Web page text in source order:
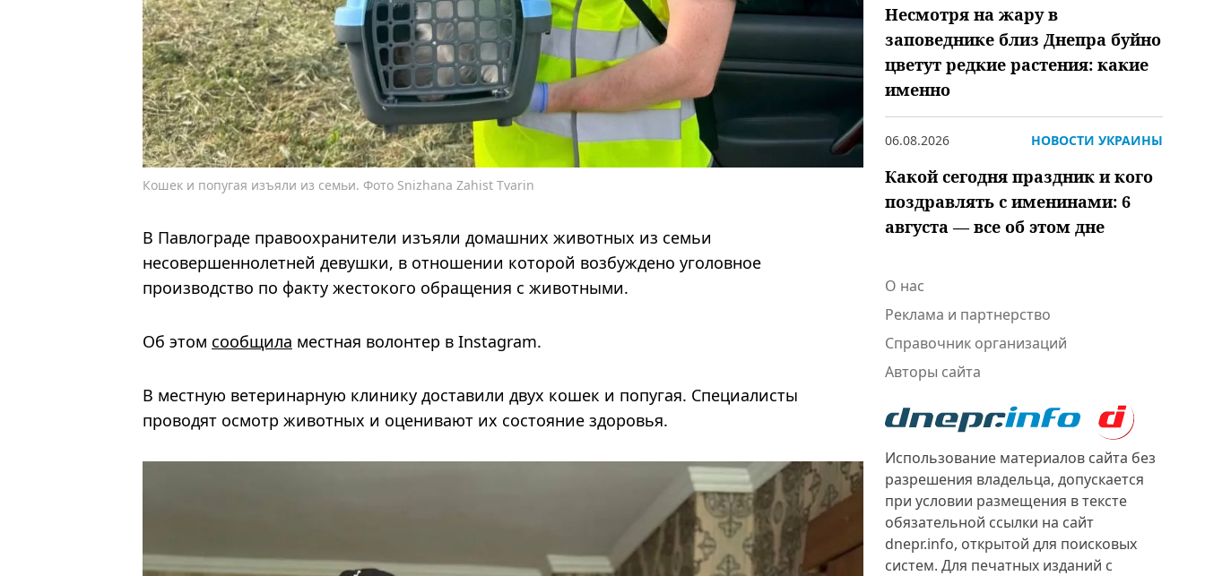
Кошек и попугая изъяли из семьи. Фото Snizhana Zahist Tvarin
В Павлограде правоохранители изъяли домашних животных из семьи
несовершеннолетней девушки, в отношении которой возбуждено уголовное
производство по факту жестокого обращения с животными.
Об этом сообщила местная волонтер в Instagram.
В местную ветеринарную клинику доставили двух кошек и попугая. Специалисты
проводят осмотр животных и оценивают их состояние здоровья.
Несмотря на жару в
заповеднике близ Днепра буйно
цветут редкие растения: какие
именно
06.08.2026 НОВОСТИ УКРАИНЫ
Какой сегодня праздник и кого
поздравлять с именинами: 6
августа — все об этом дне
О нас
Реклама и партнерство
Справочник организаций
Авторы сайта
Использование материалов сайта без
разрешения владельца, допускается
при условии размещения в тексте
обязательной ссылки на сайт
dnepr.info, открытой для поисковых
систем. Для печатных изданий с